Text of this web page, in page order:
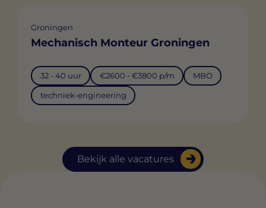
Bekijk alle vacatures
Groningen
Mechanisch Monteur Groningen
32 - 40 uur €2600 - €3800 p/m MBO
techniek-engineering